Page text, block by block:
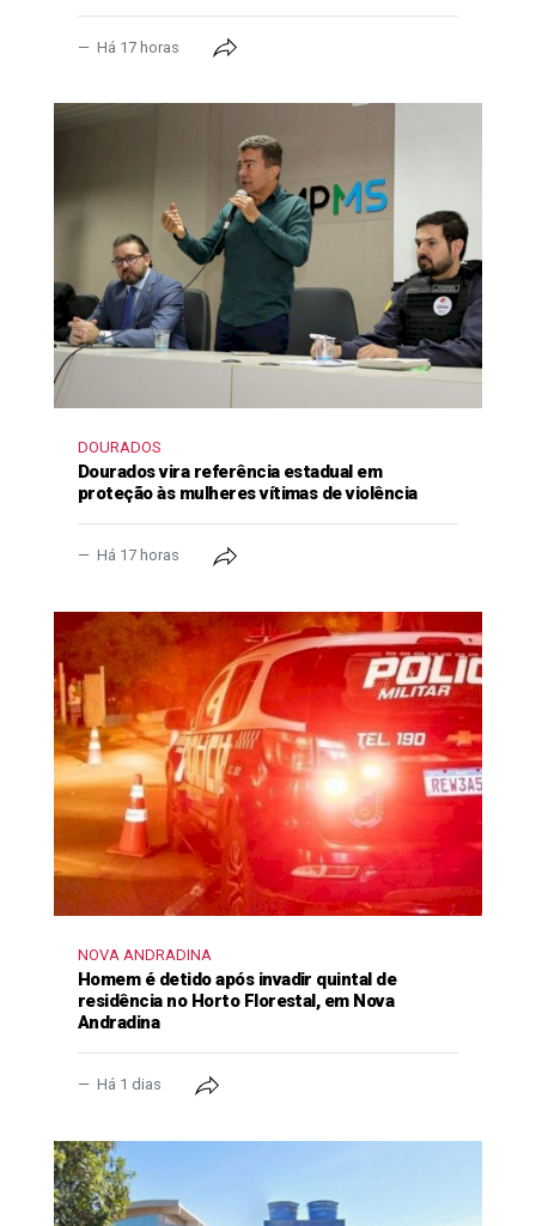
Há 17 horas
DOURADOS
Dourados vira referência estadual em
proteção às mulheres vítimas de violência
Há 17 horas
NOVA ANDRADINA
Homem é detido após invadir quintal de
residência no Horto Florestal, em Nova
Andradina
Há 1 dias